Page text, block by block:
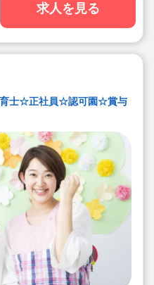
求人を見る
士☆正社員☆認可園☆賞与